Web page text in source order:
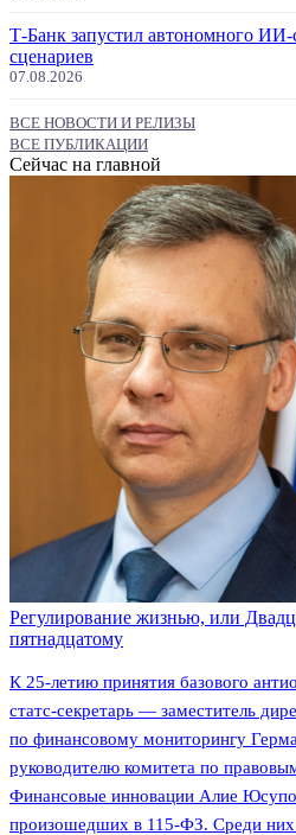
Т-Банк запустил автономного
сценариев
07.08.2026
ВСЕ НОВОСТИ И РЕЛИЗЫ
ВСЕ ПУБЛИКАЦИИ
Сейчас на главной
Регулирование жизнью, или
пятнадцатому
К 25-летию принятия базового
статс-секретарь — заместитель
по финансовому мониторингу
руководителю комитета по
Финансовые инновации Алие
произошедших в 115-ФЗ. Среди